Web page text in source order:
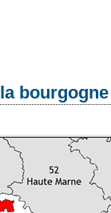
bourgogne